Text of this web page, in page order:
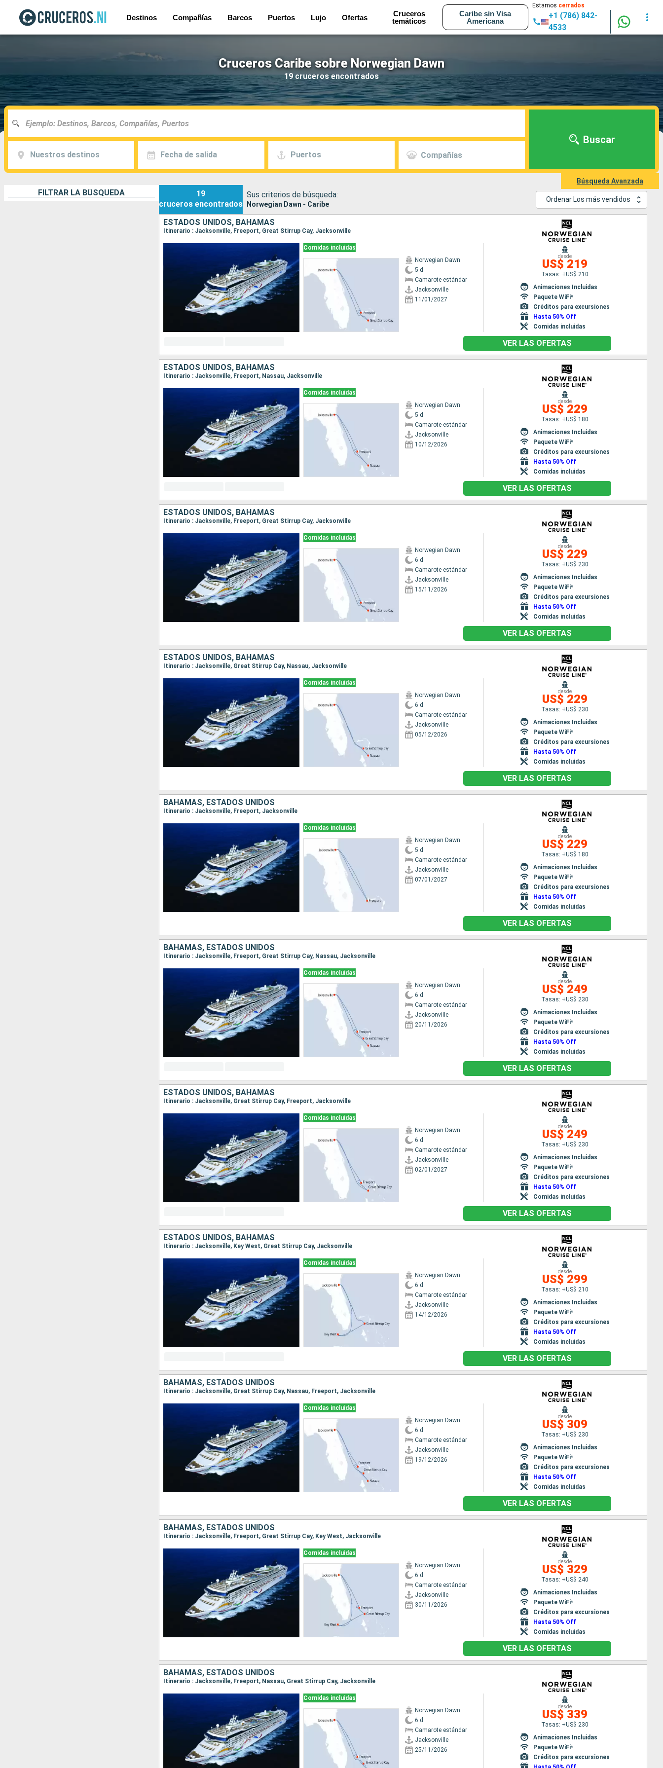
Destinos Compañías Barcos Puertos Lujo Ofertas
Cruceros
temáticos
Caribe sin Visa
Americana
Estamos cerrados
+1 (786) 842-
4533
Cruceros Caribe sobre Norwegian Dawn
19 cruceros encontrados
Nuestros destinos Fecha de salida Puertos Compañías
Buscar
Búsqueda Avanzada
FILTRAR LA BÚSQUEDA
19
cruceros encontrados
Sus criterios de búsqueda:
Norwegian Dawn - Caribe
Ordenar Los más vendidos
ESTADOS UNIDOS, BAHAMAS
Itinerario : Jacksonville, Freeport, Great Stirrup Cay, Jacksonville
Comidas incluidas
Norwegian Dawn
5 d
Camarote estándar
Jacksonville
11/01/2027
desde
US$ 219
Tasas: +US$ 210
Animaciones Incluidas
Paquete WiFi*
Créditos para excursiones
Hasta 50% Off
Comidas incluidas
VER LAS OFERTAS
ESTADOS UNIDOS, BAHAMAS
Itinerario : Jacksonville, Freeport, Nassau, Jacksonville
Comidas incluidas
Norwegian Dawn
5 d
Camarote estándar
Jacksonville
10/12/2026
desde
US$ 229
Tasas: +US$ 180
Animaciones Incluidas
Paquete WiFi*
Créditos para excursiones
Hasta 50% Off
Comidas incluidas
VER LAS OFERTAS
ESTADOS UNIDOS, BAHAMAS
Itinerario : Jacksonville, Freeport, Great Stirrup Cay, Jacksonville
Comidas incluidas
Norwegian Dawn
6 d
Camarote estándar
Jacksonville
15/11/2026
desde
US$ 229
Tasas: +US$ 230
Animaciones Incluidas
Paquete WiFi*
Créditos para excursiones
Hasta 50% Off
Comidas incluidas
VER LAS OFERTAS
ESTADOS UNIDOS, BAHAMAS
Itinerario : Jacksonville, Great Stirrup Cay, Nassau, Jacksonville
Comidas incluidas
Norwegian Dawn
6 d
Camarote estándar
Jacksonville
05/12/2026
desde
US$ 229
Tasas: +US$ 230
Animaciones Incluidas
Paquete WiFi*
Créditos para excursiones
Hasta 50% Off
Comidas incluidas
VER LAS OFERTAS
BAHAMAS, ESTADOS UNIDOS
Itinerario : Jacksonville, Freeport, Jacksonville
Comidas incluidas
Norwegian Dawn
5 d
Camarote estándar
Jacksonville
07/01/2027
desde
US$ 229
Tasas: +US$ 180
Animaciones Incluidas
Paquete WiFi*
Créditos para excursiones
Hasta 50% Off
Comidas incluidas
VER LAS OFERTAS
BAHAMAS, ESTADOS UNIDOS
Itinerario : Jacksonville, Freeport, Great Stirrup Cay, Nassau, Jacksonville
Comidas incluidas
Norwegian Dawn
6 d
Camarote estándar
Jacksonville
20/11/2026
desde
US$ 249
Tasas: +US$ 230
Animaciones Incluidas
Paquete WiFi*
Créditos para excursiones
Hasta 50% Off
Comidas incluidas
VER LAS OFERTAS
ESTADOS UNIDOS, BAHAMAS
Itinerario : Jacksonville, Great Stirrup Cay, Freeport, Jacksonville
Comidas incluidas
Norwegian Dawn
6 d
Camarote estándar
Jacksonville
02/01/2027
desde
US$ 249
Tasas: +US$ 230
Animaciones Incluidas
Paquete WiFi*
Créditos para excursiones
Hasta 50% Off
Comidas incluidas
VER LAS OFERTAS
ESTADOS UNIDOS, BAHAMAS
Itinerario : Jacksonville, Key West, Great Stirrup Cay, Jacksonville
Comidas incluidas
Norwegian Dawn
6 d
Camarote estándar
Jacksonville
14/12/2026
desde
US$ 299
Tasas: +US$ 210
Animaciones Incluidas
Paquete WiFi*
Créditos para excursiones
Hasta 50% Off
Comidas incluidas
VER LAS OFERTAS
BAHAMAS, ESTADOS UNIDOS
Itinerario : Jacksonville, Great Stirrup Cay, Nassau, Freeport, Jacksonville
Comidas incluidas
Norwegian Dawn
6 d
Camarote estándar
Jacksonville
19/12/2026
desde
US$ 309
Tasas: +US$ 230
Animaciones Incluidas
Paquete WiFi*
Créditos para excursiones
Hasta 50% Off
Comidas incluidas
VER LAS OFERTAS
BAHAMAS, ESTADOS UNIDOS
Itinerario : Jacksonville, Freeport, Great Stirrup Cay, Key West, Jacksonville
Comidas incluidas
Norwegian Dawn
6 d
Camarote estándar
Jacksonville
30/11/2026
desde
US$ 329
Tasas: +US$ 240
Animaciones Incluidas
Paquete WiFi*
Créditos para excursiones
Hasta 50% Off
Comidas incluidas
VER LAS OFERTAS
BAHAMAS, ESTADOS UNIDOS
Itinerario : Jacksonville, Freeport, Nassau, Great Stirrup Cay, Jacksonville
Comidas incluidas
Norwegian Dawn
6 d
Camarote estándar
Jacksonville
25/11/2026
desde
US$ 339
Tasas: +US$ 230
Animaciones Incluidas
Paquete WiFi*
Créditos para excursiones